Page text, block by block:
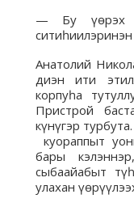
— Бу үөрэх
Анатолий
диэн ити
корпуһа
Пристрой
күнүгэр
куораппыт
бары
сыбаайабыт
улахан